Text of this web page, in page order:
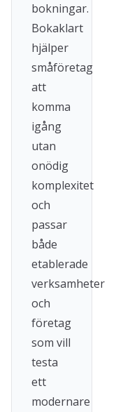
bokningar.
Bokaklart
hjälper
småföretag
att
komma
igång
utan
onödig
komplexitet
och
passar
både
etablerade
verksamheter
och
företag
som vill
testa
ett
modernare